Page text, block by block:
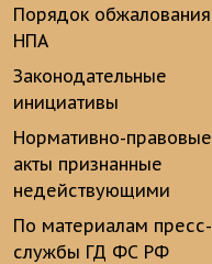
Порядок обжалования
НПА
Законодательные
инициативы
Нормативно-правовые
акты признанные
недействующими
По материалам пресс-
службы ГД ФС РФ